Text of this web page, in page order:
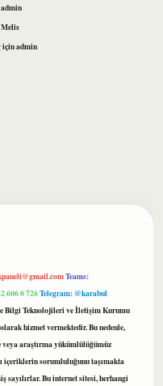
admin
Melis
içinadmin
Teams:
606 0 726Telegram: @karabul
Bilgi Teknolojileri ve İletişim Kurumu
hizmet vermektedir. Bu nedenle,
araştırma yükümlülüğümüz
içeriklerin sorumluluğunu taşımakta
sayılırlar. Bu internet sitesi, herhangi